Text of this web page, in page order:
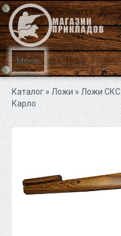
Меню
Каталог» Ложи »Ложи СКС
Карло